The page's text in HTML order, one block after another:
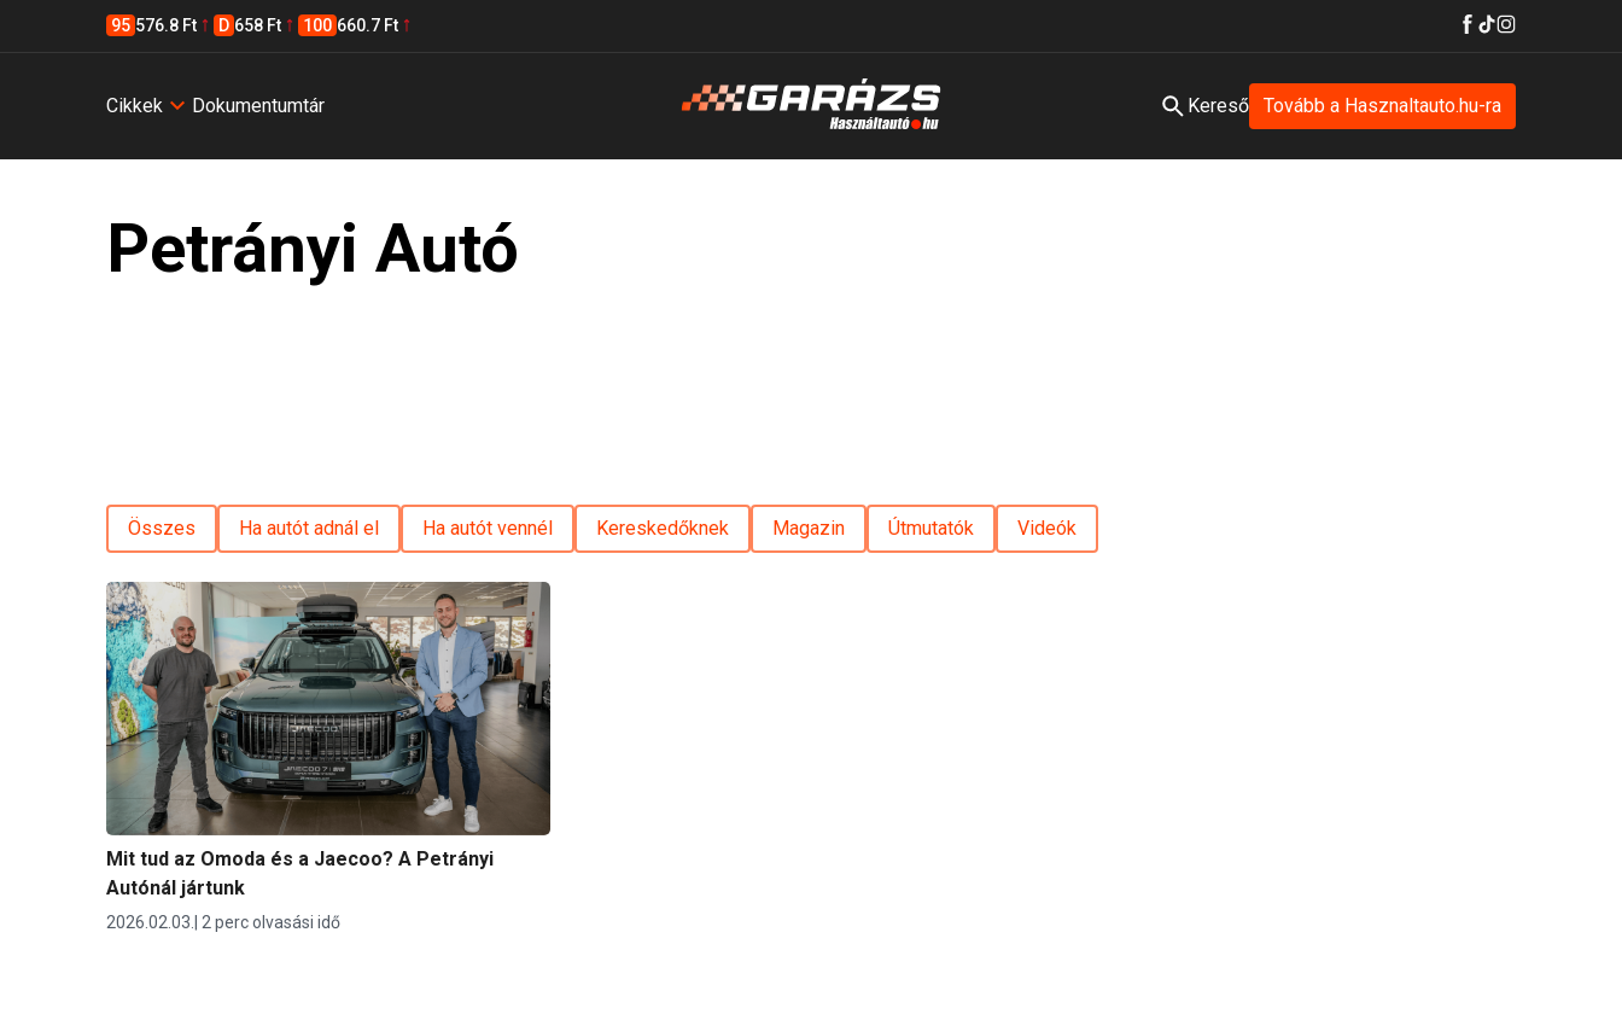
95 576.8 Ft D 658 Ft 100 660.7 Ft
Cikkek Dokumentumtár Kereső Tovább a Hasznaltauto.hu-ra
Petrányi Autó
Összes Ha autót adnál el Ha autót vennél Kereskedőknek Magazin Útmutatók Videók
Mit tud az Omoda és a Jaecoo? A Petrányi
Autónál jártunk
2026.02.03. 2 perc olvasási idő